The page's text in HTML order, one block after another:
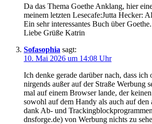
Da das Thema Goethe Anklang, hier
meinem letzten Lesecafe:Jutta Hecker:
Ein sehr interessantes Buch über Goethe.
Liebe Grüße Katrin
Sofasophia sagt:
10. Mai 2026 um 14:08 Uhr
Ich denke gerade darüber nach, dass ich
nirgends außer auf der Straße Werbung
mal auf einem Browser lande, der
sowohl auf dem Handy als auch auf den
dank Ab- und
dnsforge.de) von Werbung nichts zu